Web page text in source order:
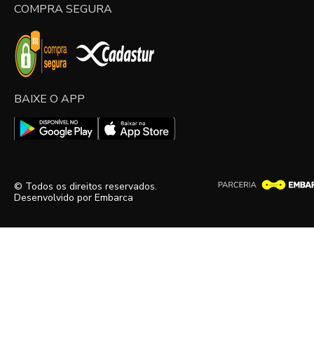
COMPRA SEGURA
BAIXE O APP
© Todos os direitos reservados.
Desenvolvido por Embarca